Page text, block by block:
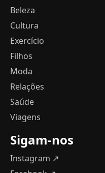
Beleza
Cultura
Exercício
Filhos
Moda
Relações
Saúde
Viagens
Sigam-nos
Instagram ↗